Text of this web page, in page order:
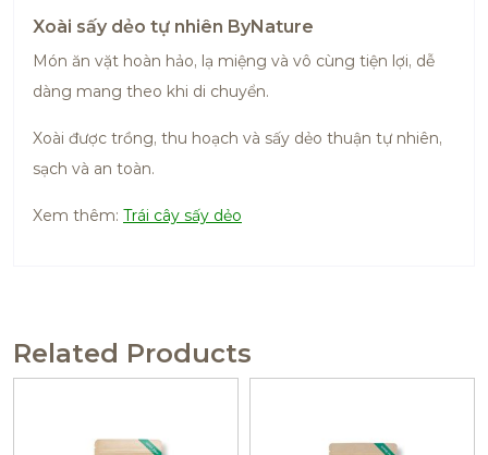
Xoài sấy dẻo tự nhiên ByNature
Món ăn vặt hoàn hảo, lạ miệng và vô cùng tiện lợi, dễ
dàng mang theo khi di chuyển.
Xoài được trồng, thu hoạch và sấy dẻo thuận tự nhiên,
sạch và an toàn.
Xem thêm: Trái cây sấy dẻo
Related Products